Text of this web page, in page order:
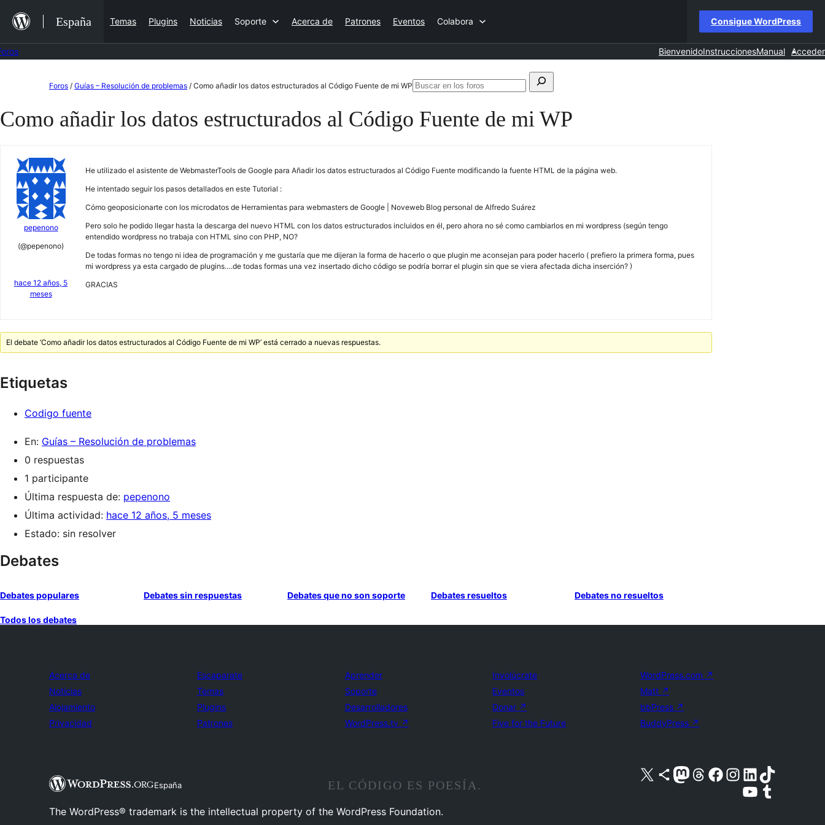
contenido
España Temas Plugins Noticias Soporte Acerca de Patrones Eventos Colabora Consigue WordPress
BienvenidoInstruccionesManual Acceder
contenido
Foros / Guías – Resolución de problemas / Como añadir los datos estructurados al Código Fuente de mi WPBuscar:
Buscar
los
foros
Como añadir los datos estructurados al Código Fuente de mi WP
pepenono
(@pepenono)
hace 12 años, 5
meses
He utilizado el asistente de WebmasterTools de Google para Añadir los datos estructurados al Código Fuente modificando la fuente HTML de la página web.
He intentado seguir los pasos detallados en este Tutorial :
Cómo geoposicionarte con los microdatos de Herramientas para webmasters de Google | Noveweb Blog personal de Alfredo Suárez
Pero solo he podido llegar hasta la descarga del nuevo HTML con los datos estructurados incluidos en él, pero ahora no sé como cambiarlos en mi wordpress (según tengo
entendido wordpress no trabaja con HTML sino con PHP, NO?
De todas formas no tengo ni idea de programación y me gustaría que me dijeran la forma de hacerlo o que plugin me aconsejan para poder hacerlo ( prefiero la primera forma, pues
mi wordpress ya esta cargado de plugins….de todas formas una vez insertado dicho código se podría borrar el plugin sin que se viera afectada dicha inserción? )
GRACIAS
El debate ‘Como añadir los datos estructurados al Código Fuente de mi WP’ está cerrado a nuevas respuestas.
Etiquetas
Codigo fuente
En: Guías – Resolución de problemas
0 respuestas
1 participante
Última respuesta de: pepenono
Última actividad: hace 12 años, 5 meses
Estado: sin resolver
Debates
Debates populares Debates sin respuestas Debates que no son soporte Debates resueltos Debates no resueltos
Todos los debates
Acerca de
Noticias
Alojamiento
Privacidad
Escaparate
Temas
Plugins
Patrones
Aprender
Soporte
Desarrolladores
WordPress.tv ↗
Involúcrate
Eventos
Donar ↗
Five for the Future
WordPress.com ↗
Matt ↗
bbPress ↗
BuddyPress ↗
España
Visita nuestra cuenta de X (anteriormente Twitter)
Visita nuestra cuenta de Bluesky
Visita nuestra cuenta de Mastodon
Visita nuestra cuenta de Threads
Visita nuestra página de Facebook
Visita nuestra cuenta de Instagram
Visita nuestra cuenta de LinkedIn
Visita nuestra cuenta de TikTok
Visita nuestro canal de YouTube
Visita nuestra cuenta de Tumblr
EL CÓDIGO ES POESÍA.
The WordPress® trademark is the intellectual property of the WordPress Foundation.